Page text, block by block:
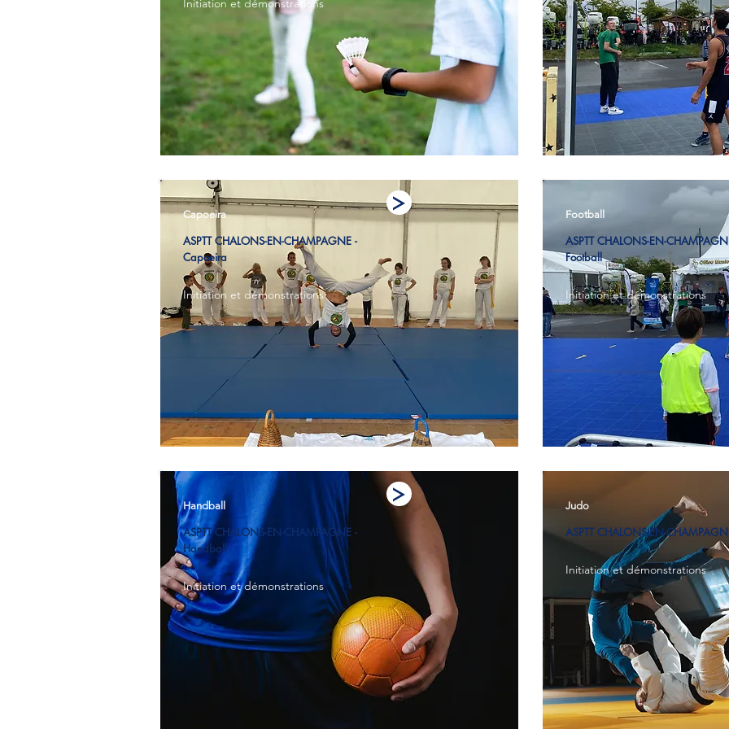
Initiation et démonstrations
Capoeira
ASPTT CHALONS-EN-CHAMPAGNE -
Capoeira
Initiation et démonstrations
Handball
ASPTT CHALONS-EN-CHAMPAGNE -
Handball
Initiation et démonstrations
Football
ASPTT CHALONS-EN-
Football
Initiation et démonstrations
Judo
ASPTT CHALONS-EN-
Initiation et démonstrations